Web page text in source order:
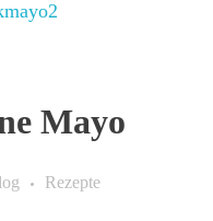
Mayo
Rezepte